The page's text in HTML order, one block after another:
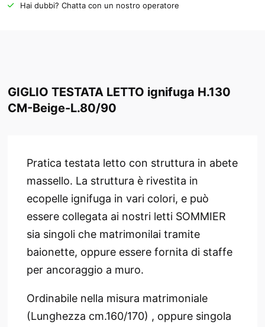
Hai dubbi? Chatta con un nostro operatore
GIGLIO TESTATA LETTO ignifuga H.130
CM-Beige-L.80/90
Pratica testata letto con struttura in abete
massello. La struttura è rivestita in
ecopelle ignifuga in vari colori, e può
essere collegata ai nostri letti SOMMIER
sia singoli che matrimonilai tramite
baionette, oppure essere fornita di staffe
per ancoraggio a muro.
Ordinabile nella misura matrimoniale
(Lunghezza cm.160/170) , oppure singola